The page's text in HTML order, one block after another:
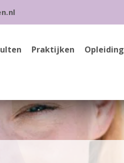
Praktijken Opleiding